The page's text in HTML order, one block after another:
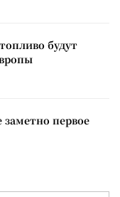
будут
первое